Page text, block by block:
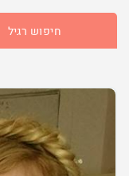
חיפוש רגיל